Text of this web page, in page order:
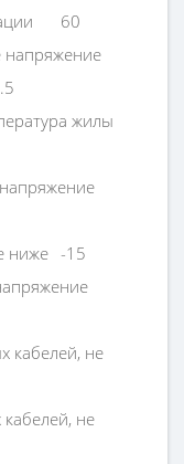
60
напряжение
жилы
ниже -15
кабелей, не
не